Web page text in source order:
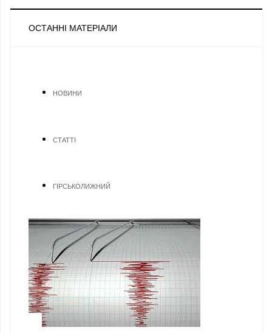
ОСТАННІ МАТЕРІАЛИ
НОВИНИ
СТАТТІ
ГІРСЬКОЛИЖНИЙ